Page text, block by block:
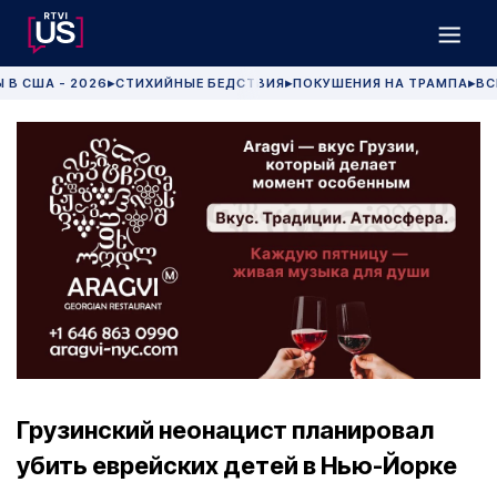
В США - 2026 ▶СТИХИЙНЫЕ БЕДСТВИЯ▶ПОКУШЕНИЯ НА ТРАМПА▶
Грузинский неонацист планировал
убить еврейских детей в Нью-Йорке